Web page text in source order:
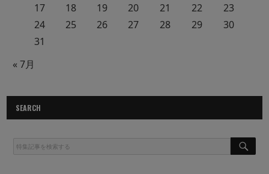
17
18 19 20 21 22
23
24
25 26 27 28 29
30
31
« 7月
SEARCH
S
R